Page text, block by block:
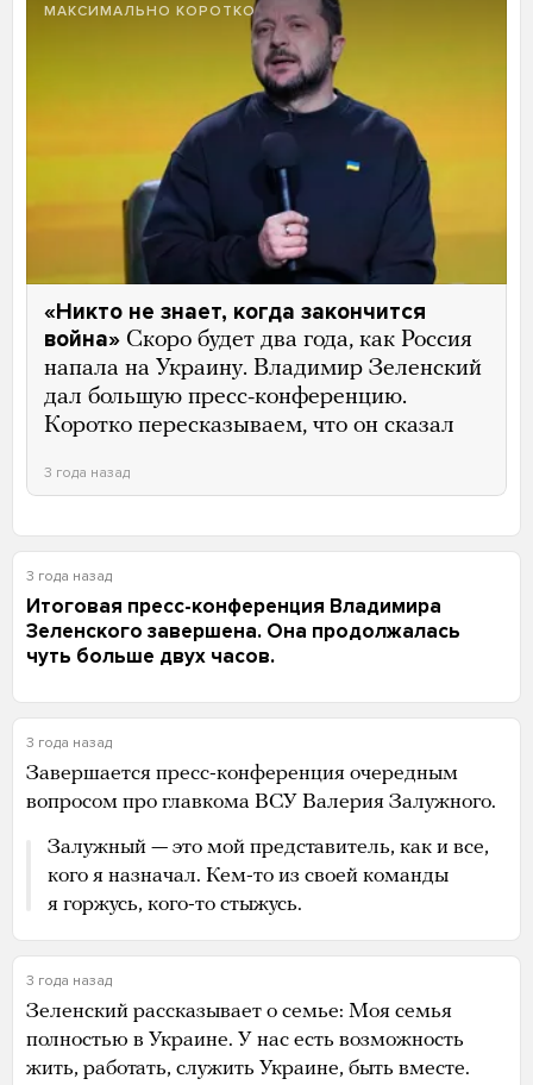
МАКСИМАЛЬНО КОРОТКО
«Никто не знает, когда закончится
война» Скоро будет два года, как Россия
напала на Украину. Владимир Зеленский
дал большую пресс-конференцию.
Коротко пересказываем, что он сказал
3 года назад
3 года назад
Итоговая пресс-конференция Владимира
Зеленского завершена. Она продолжалась
чуть больше двух часов.
3 года назад
Завершается пресс-конференция очередным
вопросом про главкома ВСУ Валерия Залужного.
Залужный — это мой представитель, как и все,
кого я назначал. Кем-то из своей команды
я горжусь, кого-то стыжусь.
3 года назад
Зеленский рассказывает о семье: Моя семья
полностью в Украине. У нас есть возможность
жить, работать, служить Украине, быть вместе.